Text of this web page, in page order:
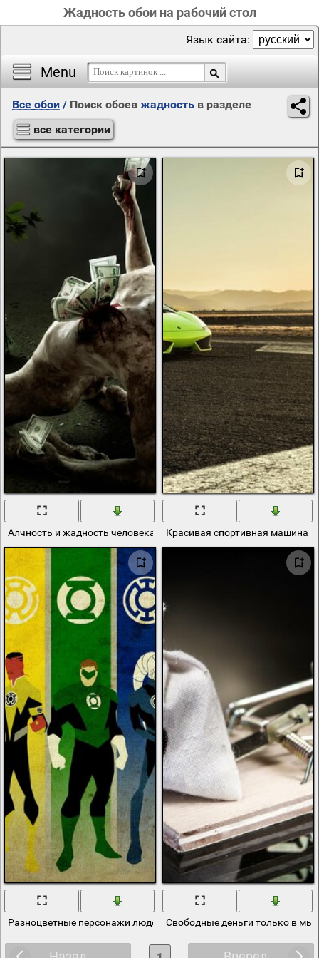
Жадность обои на рабочий стол
Menu
Язык сайта:
Все обои / Поиск обоев жадность в разделе
все категории
Алчность и жадность человека к деньгамКрасивая спортивная машина
Разноцветные персонажи людей из фильма или игры
Свободные деньги только в